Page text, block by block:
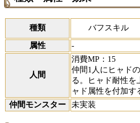
種類 バフスキル
属性 -
人間
消費MP：15
仲間1人にヒャド
る。ヒャド耐性を
ャド属性を付加す
仲間モンスター
未実装